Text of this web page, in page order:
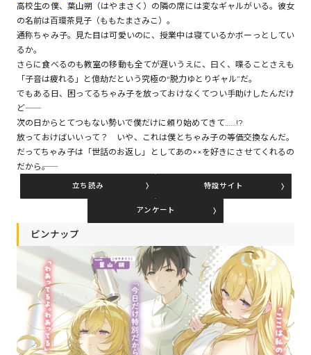
コミックパルフェ
閉じる
高校生の僕、葉山朔（はやまさく）の隣の席には変なギャルがいる。彼女
の名前は百環茶見子（ももたまさみこ）。
通称ちゃみ子。見た目は可愛いのに、授業中は寝ているかボーっとしてい
るか。
さらに食べるのも教室の移動も全てが遅いうえに、曰く、喋ることさえも
「子音は疲れる」と億劫だという究極の“脱力ゆとりギャル”だ。
でもある日、困ってるちゃみ子を放っておけなくてつい手助けしたんだけ
ど――
次の日からとてつもない勢いで僕だけに頼り始めてきて……!?
放っておけばいいって？ いや、これは僕とちゃみ子の等価交換なんだ。
だってちゃみ子は「世話のお返し」としてあの××を好きにさせてくれるの
だから――。
立ち読み 特設サイト
アンケート
ピンナップ